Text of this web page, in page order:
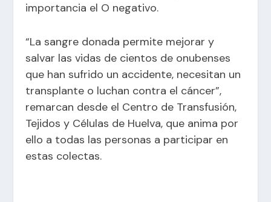
importancia el O negativo.
“La sangre donada permite mejorar y
salvar las vidas de cientos de onubenses
que han sufrido un accidente, necesitan un
transplante o luchan contra el cáncer”,
remarcan desde el Centro de Transfusión,
Tejidos y Células de Huelva, que anima por
ello a todas las personas a participar en
estas colectas.